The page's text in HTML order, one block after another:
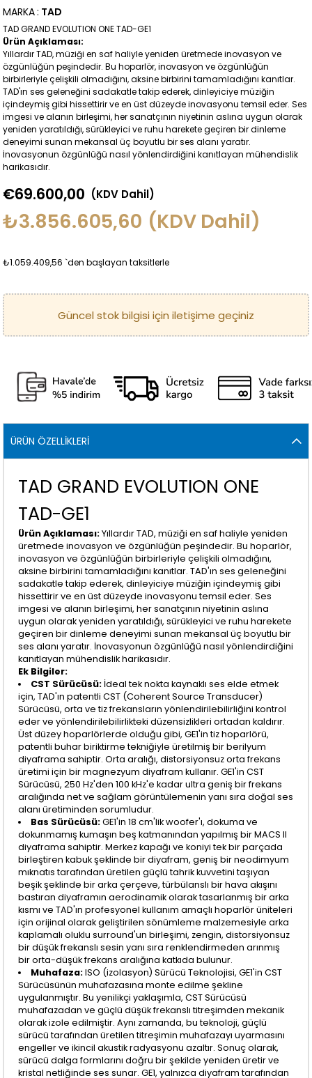
MARKA: TAD
TAD GRAND EVOLUTION ONE TAD-GE1
Ürün Açıklaması:
Yıllardır TAD, müziği en saf haliyle yeniden üretmede inovasyon ve
özgünlüğün peşindedir. Bu hoparlör, inovasyon ve özgünlüğün
birbirleriyle çelişkili olmadığını, aksine birbirini tamamladığını kanıtlar.
TAD'ın ses geleneğini sadakatle takip ederek, dinleyiciye müziğin
içindeymiş gibi hissettirir ve en üst düzeyde inovasyonu temsil eder. Ses
imgesi ve alanın birleşimi, her sanatçının niyetinin aslına uygun olarak
yeniden yaratıldığı, sürükleyici ve ruhu harekete geçiren bir dinleme
deneyimi sunan mekansal üç boyutlu bir ses alanı yaratır.
İnovasyonun özgünlüğü nasıl yönlendirdiğini kanıtlayan mühendislik
harikasıdır.
€69.600,00 (KDV Dahil)
₺3.856.605,60 (KDV Dahil)
₺1.059.409,56 `den başlayan taksitlerle
ÜRÜN ÖZELLIKLERI
TAD GRAND EVOLUTION ONE
TAD-GE1
Ürün Açıklaması:Yıllardır TAD, müziği en saf haliyle yeniden
üretmede inovasyon ve özgünlüğün peşindedir. Bu hoparlör,
inovasyon ve özgünlüğün birbirleriyle çelişkili olmadığını,
aksine birbirini tamamladığını kanıtlar. TAD'ın ses geleneğini
sadakatle takip ederek, dinleyiciye müziğin içindeymiş gibi
hissettirir ve en üst düzeyde inovasyonu temsil eder. Ses
imgesi ve alanın birleşimi, her sanatçının niyetinin aslına
uygun olarak yeniden yaratıldığı, sürükleyici ve ruhu harekete
geçiren bir dinleme deneyimi sunan mekansal üç boyutlu bir
ses alanı yaratır. İnovasyonun özgünlüğü nasıl yönlendirdiğini
kanıtlayan mühendislik harikasıdır.
Ek Bilgiler:
CST Sürücüsü: İdeal tek nokta kaynaklı ses elde etmek
için, TAD'ın patentli CST (Coherent Source Transducer)
Sürücüsü, orta ve tiz frekansların yönlendirilebilirliğini kontrol
eder ve yönlendirilebilirlikteki düzensizlikleri ortadan kaldırır.
Üst düzey hoparlörlerde olduğu gibi, GE1'in tiz hoparlörü,
patentli buhar biriktirme tekniğiyle üretilmiş bir berilyum
diyaframa sahiptir. Orta aralığı, distorsiyonsuz orta frekans
üretimi için bir magnezyum diyafram kullanır. GE1'in CST
Sürücüsü, 250 Hz'den 100 kHz'e kadar ultra geniş bir frekans
aralığında net ve sağlam görüntülemenin yanı sıra doğal ses
alanı üretiminden sorumludur.
Bas Sürücüsü:GE1'in 18 cm'lik woofer'ı, dokuma ve
dokunmamış kumaşın beş katmanından yapılmış bir MACS II
diyaframa sahiptir. Merkez kapağı ve koniyi tek bir parçada
birleştiren kabuk şeklinde bir diyafram, geniş bir neodimyum
mıknatıs tarafından üretilen güçlü tahrik kuvvetini taşıyan
beşik şeklinde bir arka çerçeve, türbülanslı bir hava akışını
bastıran diyaframın aerodinamik olarak tasarlanmış bir arka
kısmı ve TAD'ın profesyonel kullanım amaçlı hoparlör üniteleri
için orijinal olarak geliştirilen sönümleme malzemesiyle arka
kaplamalı oluklu surround'un birleşimi, zengin, distorsiyonsuz
bir düşük frekanslı sesin yanı sıra renklendirmeden arınmış
bir orta-düşük frekans aralığına katkıda bulunur.
Muhafaza:ISO (izolasyon) Sürücü Teknolojisi, GE1'in CST
Sürücüsünün muhafazasına monte edilme şekline
uygulanmıştır. Bu yenilikçi yaklaşımla, CST Sürücüsü
muhafazadan ve güçlü düşük frekanslı titreşimden mekanik
olarak izole edilmiştir. Aynı zamanda, bu teknoloji, güçlü
sürücü tarafından üretilen titreşimin muhafazayı uyarmasını
engeller ve ikincil akustik radyasyonu azaltır. Sonuç olarak,
sürücü dalga formlarını doğru bir şekilde yeniden üretir ve
kristal netliğinde ses sunar. GE1, yalnızca diyafram tarafından